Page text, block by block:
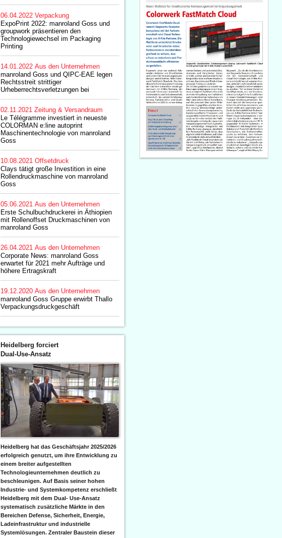
06.04.2022 Verpackung
ExpoPrint 2022: manroland Goss und
groupwork präsentieren den
Technologiewechsel im Packaging
Printing
14.01.2022 Aus den Unternehmen
manroland Goss und QIPC-EAE legen
Rechtsstreit strittiger
Urheberrechtsverletzungen bei
02.11.2021 Zeitung & Versandraum
Le Télégramme investiert in neueste
COLORMAN e:line autoprint
Maschinentechnologie von manroland
Goss
10.08.2021 Offsetdruck
Clays tätigt große Investition in eine
Rollendruckmaschine von manroland
Goss
05.06.2021 Aus den Unternehmen
Erste Schulbuchdruckerei in Äthiopien
mit Rollenoffset Druckmaschinen von
manroland Goss
26.04.2021 Aus den Unternehmen
Corporate News: manroland Goss
erwartet für 2021 mehr Aufträge und
höhere Ertragskraft
19.12.2020 Aus den Unternehmen
manroland Goss Gruppe erwirbt Thallo
Verpackungsdruckgeschäft
Heidelberg forciert
Dual-Use-Ansatz
Heidelberg hat das Geschäftsjahr 2025/2026
erfolgreich genutzt, um ihre Entwicklung zu
einem breiter aufgestellten
Technologieunternehmen deutlich zu
beschleunigen. Auf Basis seiner hohen
Industrie- und Systemkompetenz erschließt
Heidelberg mit dem Dual- Use-Ansatz
systematisch zusätzliche Märkte in den
Bereichen Defense, Sicherheit, Energie,
Ladeinfrastruktur und industrielle
Systemlösungen. Zentraler Baustein dieser